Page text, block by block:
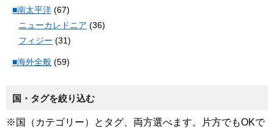
■南太平洋 (67)
ニューカレドニア (36)
フィジー (31)
■海外全般 (59)
国・タグを絞り込む
※国（カテゴリー）とタグ、両方選べます。片方でもOKで